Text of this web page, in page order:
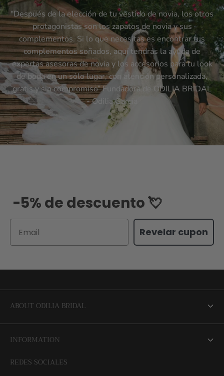
“Después de la elección de tu vestido de novia, los otros
protagonistas son los zapatos de novia y sus
complementos. Si lo que necesitas es encontrar tus
complementos soñados, aquí tendrás la ayuda de
expertas asesoras de novia y los accesorios para tu look
de boda en un sólo lugar, con atención personalizada,
gratis y sin compromiso” Fundadora de ODILIA BRIDAL
- Odilia García
-5% de descuento 💘
Revelar cupon
REDES SOCIALES
ABOUT ODILIA BRIDAL
INFORMATION
⭐ Opiniones de Nuestras Novias 👰🏻